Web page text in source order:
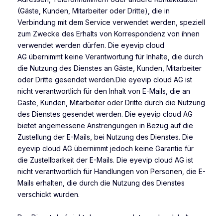
(Gäste, Kunden, Mitarbeiter oder Dritte), die in
Verbindung mit dem Service verwendet werden, speziell
zum Zwecke des Erhalts von Korrespondenz von ihnen
verwendet werden dürfen. Die eyevip cloud
AG übernimmt keine Verantwortung für Inhalte, die durch
die Nutzung des Dienstes an Gäste, Kunden, Mitarbeiter
oder Dritte gesendet werden.Die eyevip cloud AG ist
nicht verantwortlich für den Inhalt von E-Mails, die an
Gäste, Kunden, Mitarbeiter oder Dritte durch die Nutzung
des Dienstes gesendet werden. Die eyevip cloud AG
bietet angemessene Anstrengungen in Bezug auf die
Zustellung der E-Mails, bei Nutzung des Dienstes. Die
eyevip cloud AG übernimmt jedoch keine Garantie für
die Zustellbarkeit der E-Mails. Die eyevip cloud AG ist
nicht verantwortlich für Handlungen von Personen, die E-
Mails erhalten, die durch die Nutzung des Dienstes
verschickt wurden.